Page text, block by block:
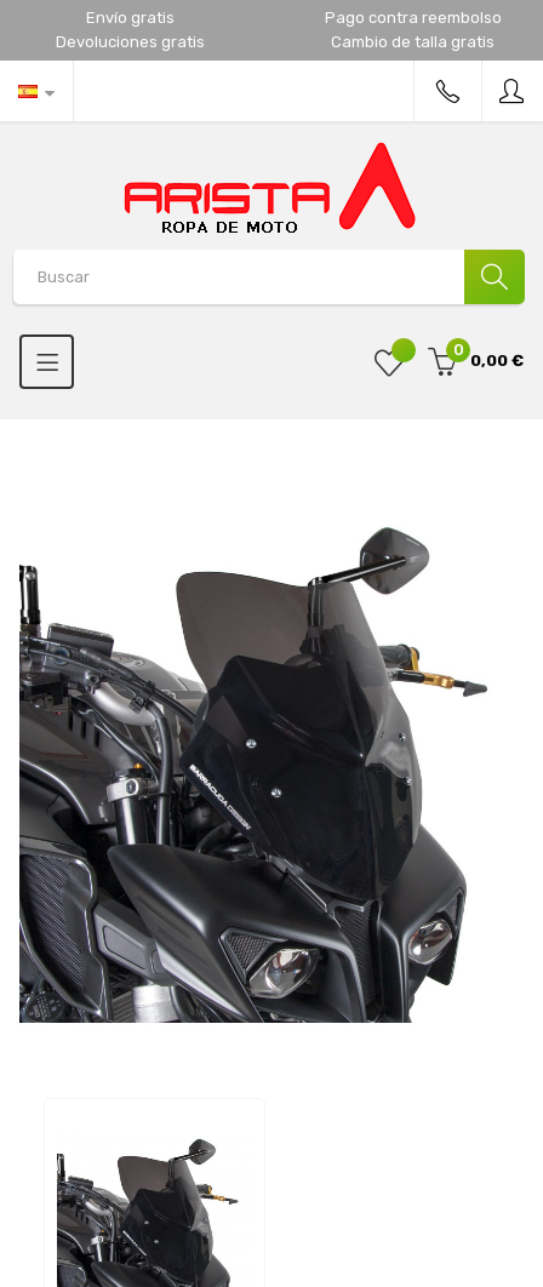
Envío gratis
Pago contra reembolso
Devoluciones gratis
Cambio de talla gratis
0
0,00 €